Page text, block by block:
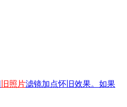
旧照片滤镜加点怀旧效果。如果